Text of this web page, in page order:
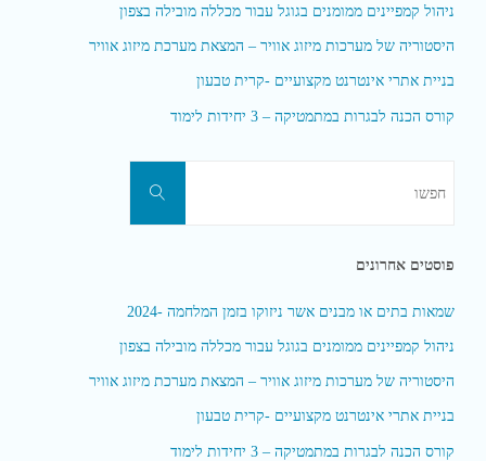
ניהול קמפיינים ממומנים בגוגל עבור מכללה מובילה בצפון
היסטוריה של מערכות מיזוג אוויר – המצאת מערכת מיזוג אוויר
בניית אתרי אינטרנט מקצועיים -קרית טבעון
קורס הכנה לבגרות במתמטיקה – 3 יחידות לימוד
חפשו
פוסטים אחרונים
שמאות בתים או מבנים אשר ניזוקו בזמן המלחמה -2024
ניהול קמפיינים ממומנים בגוגל עבור מכללה מובילה בצפון
היסטוריה של מערכות מיזוג אוויר – המצאת מערכת מיזוג אוויר
בניית אתרי אינטרנט מקצועיים -קרית טבעון
קורס הכנה לבגרות במתמטיקה – 3 יחידות לימוד